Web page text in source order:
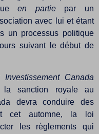
en partie par un
avec lui et étant
un processus politique
suivant le début de
Canada
sanction royale au
devra conduire des
cet automne, la loi
les règlements qui